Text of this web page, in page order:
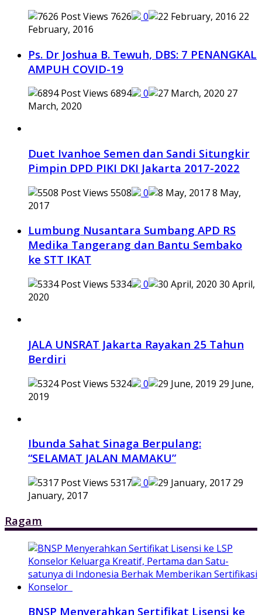
7626 0
22
February, 2016
Ps. Dr Joshua B. Tewuh, DBS: 7 PENANGKAL
AMPUH COVID-19
6894 0
27
March, 2020
Duet Ivanhoe Semen dan Sandi Situngkir
Pimpin DPD PIKI DKI Jakarta 2017-2022
5508 0
8 May,
2017
Lumbung Nusantara Sumbang APD RS
Medika Tangerang dan Bantu Sembako
ke STT IKAT
5334 0
30 April,
2020
JALA UNSRAT Jakarta Rayakan 25 Tahun
Berdiri
5324 0
29 June,
2019
Ibunda Sahat Sinaga Berpulang:
“SELAMAT JALAN MAMAKU”
5317 0
29
January, 2017
Ragam
BNSP Menyerahkan Sertifikat Lisensi ke